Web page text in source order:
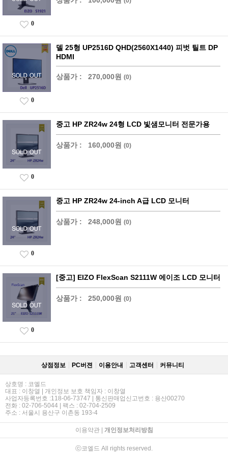
0
델 25형 UP2516D QHD(2560X1440) 피벗 틸트 DP
HDMI
상품가 : 270,000원 (0)
0
중고 HP ZR24w 24형 LCD 빛샘모니터 전문가용
상품가 : 160,000원 (0)
0
중고 HP ZR24w 24-inch A급 LCD 모니터
상품가 : 248,000원 (0)
0
[중고] EIZO FlexScan S2111W 에이조 LCD 모니터
상품가 : 250,000원 (0)
0
상점정보 PC버젼 이용안내 고객센터 커뮤니티
상호명 : 코엘드
대표 : 이창열 | 개인정보 보호 책임자 : 이창열
사업자등록번호 :118-06-73747 | 통신판매업신고번호 : 용산00270
전화 : 02-706-5044 | 팩스 : 02-704-2509
주소 : 서울시 용산구 이촌동 193-4
이용약관| 개인정보처리방침
ⓒ코엘드 All rights reserved.